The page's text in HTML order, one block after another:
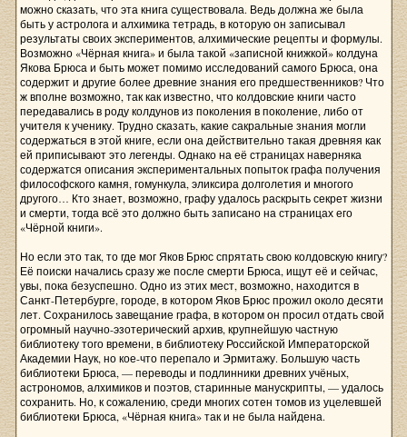
можно сказать, что эта книга существовала. Ведь должна же была
быть у астролога и алхимика тетрадь, в которую он записывал
результаты своих экспериментов, алхимические рецепты и формулы.
Возможно «Чёрная книга» и была такой «записной книжкой» колдуна
Якова Брюса и быть может помимо исследований самого Брюса, она
содержит и другие более древние знания его предшественников? Что
ж вполне возможно, так как известно, что колдовские книги часто
передавались в роду колдунов из поколения в поколение, либо от
учителя к ученику. Трудно сказать, какие сакральные знания могли
содержаться в этой книге, если она действительно такая древняя как
ей приписывают это легенды. Однако на её страницах наверняка
содержатся описания экспериментальных попыток графа получения
философского камня, гомункула, эликсира долголетия и многого
другого… Кто знает, возможно, графу удалось раскрыть секрет жизни
и смерти, тогда всё это должно быть записано на страницах его
«Чёрной книги».
Но если это так, то где мог Яков Брюс спрятать свою колдовскую книгу?
Её поиски начались сразу же после смерти Брюса, ищут её и сейчас,
увы, пока безуспешно. Одно из этих мест, возможно, находится в
Санкт-Петербурге, городе, в котором Яков Брюс прожил около десяти
лет. Сохранилось завещание графа, в котором он просил отдать свой
огромный научно-эзотерический архив, крупнейшую частную
библиотеку того времени, в библиотеку Российской Императорской
Академии Наук, но кое-что перепало и Эрмитажу. Большую часть
библиотеки Брюса, — переводы и подлинники древних учёных,
астрономов, алхимиков и поэтов, старинные манускрипты, — удалось
сохранить. Но, к сожалению, среди многих сотен томов из уцелевшей
библиотеки Брюса, «Чёрная книга» так и не была найдена.